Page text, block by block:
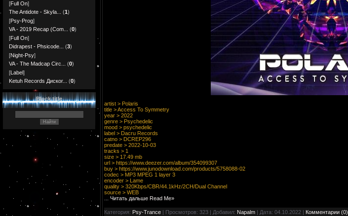
[Full On]
The Antidote - Skyla...
(1)
[Psy-Prog]
VA - 2019 Recap (Com...
(0)
[Full On]
Didrapest - Phsicode...
(3)
[Night-Psy]
VA - The Madcap Circ...
(0)
[Label]
Ketuh Records Диског...
(0)
Block title
artist > Polaris
title > Access To Symmetry
year > 2022
genre > Psychedelic
mood > psychedelic
label > Dacru Records
catno > DCREP296
predate > 2022-10-03
tracks > 1
size > 17.49 mb
url > https://www.deezer.com/album/354099307
buy > https://www.junodownload.com/products/5758088-02
codec > MP3 MPEG 1 layer 3
encoder > Lame
quality > 320Kbps/CBR/44.1kHz/2CH/Dual Channel
source > WEB
Читать дальше Read Me»
Категория: Psy-Trance | Просмотров: 323 | Добавил: Napalm | Дата: 04.10.2022 | Комментарии (0)